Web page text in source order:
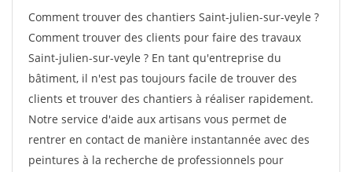
Comment trouver des chantiers Saint-julien-sur-veyle ?
Comment trouver des clients pour faire des travaux
Saint-julien-sur-veyle ? En tant qu'entreprise du
bâtiment, il n'est pas toujours facile de trouver des
clients et trouver des chantiers à réaliser rapidement.
Notre service d'aide aux artisans vous permet de
rentrer en contact de manière instantannée avec des
peintures à la recherche de professionnels pour